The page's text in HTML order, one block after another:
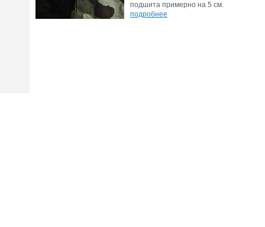
подшита примерно на 5 см.
подробнее